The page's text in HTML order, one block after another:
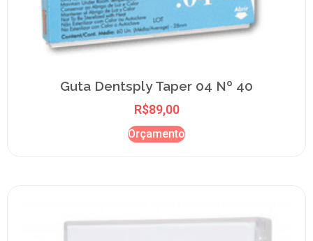
Guta Dentsply Taper 04 Nº 40
R$89,00
Orçamento